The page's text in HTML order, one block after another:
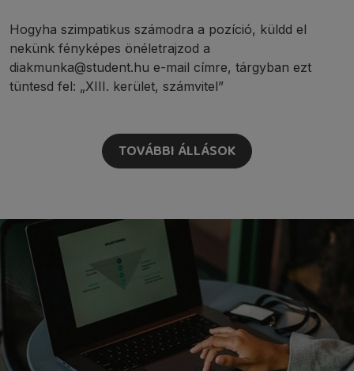
Hogyha szimpatikus számodra a pozíció, küldd el
nekünk fényképes önéletrajzod a
diakmunka@student.hu e-mail címre, tárgyban ezt
tüntesd fel: „XIII. kerület, számvitel”
TOVÁBBI ÁLLÁSOK